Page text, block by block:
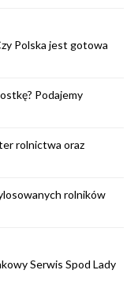
Polska jest gotowa
Podajemy
rolnictwa oraz
rolników
Serwis Spod Lady